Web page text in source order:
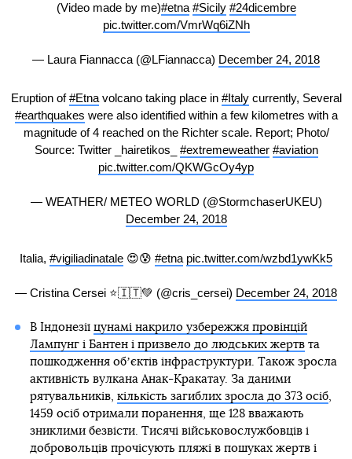
(Video made by me)#etna #Sicily #24dicembre
pic.twitter.com/VmrWq6iZNh
— Laura Fiannacca (@LFiannacca) December 24, 2018
Eruption of#Etnavolcano taking place in #Italycurrently, Several
#earthquakes were also identified within a few kilometres with a
magnitude of 4 reached on the Richter scale. Report; Photo/
Source: Twitter _hairetikos_ #extremeweather #aviation
pic.twitter.com/QKWGcOy4yp
— WEATHER/ METEO WORLD (@StormchaserUKEU)
December 24, 2018
Italia, #vigiliadinatale 😍😰 #etna pic.twitter.com/wzbd1ywKk5
— Cristina Cersei ⭐️🇮🇹💚 (@cris_cersei) December 24, 2018
В Індонезії цунамі накрило узбережжя провінцій
Лампунг і Бантен і призвело до людських жертвта
пошкодження обʼєктів інфраструктури. Також зросла
активність вулкана Анак-Кракатау. За даними
рятувальників, кількість загиблих зросла до 373 осіб,
1459 осіб отримали поранення, ще 128 вважають
зниклими безвісти. Тисячі військовослужбовців і
добровольців прочісують пляжі в пошуках жертв і